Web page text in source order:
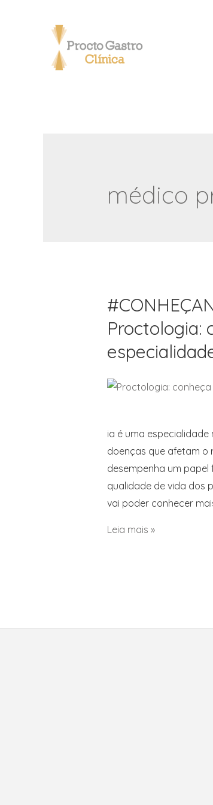
médico
Proctologia:
ia é uma
doenças que afetam o
desempenha um
qualidade de vida dos
vai poder conhecer
Leia mais »